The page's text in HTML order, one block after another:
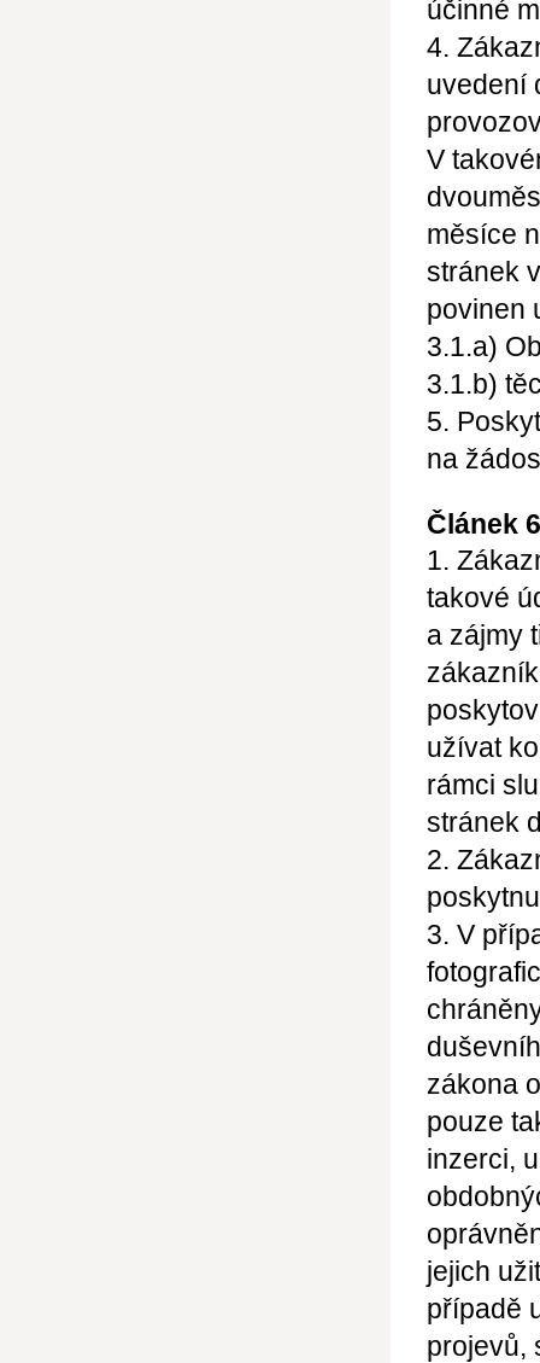
účinné
4.
uvedení
V
měsíce
stránek
povinen
3.1.a)
3.1.b)
5.
na
Článek
1.
takové
a zájmy
užívat
rámci
stránek
2.
3. V
zákona
pouze
inzerci,
jejich
případě
projevů,